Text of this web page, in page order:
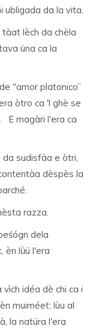
ubligada da la vita.
tàat lèch da chèla
üna ca la
"amor platonico”
òtro ca 'l ghè se
E magàri l'era ca
da sudisfàa e òtri,
dèspès la
razza.
dela
èn lǜü l'era
idéa dè chi ca i
muiméet; lùu al
la natüra l'era